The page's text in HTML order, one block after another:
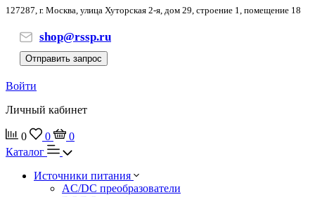
127287, г. Москва, улица Хуторская 2-я, дом 29, строение 1, помещение 18
shop@rssp.ru
Отправить запрос
Войти
Личный кабинет
0 0
0
Каталог
Источники питания
AC/DC преобразователи